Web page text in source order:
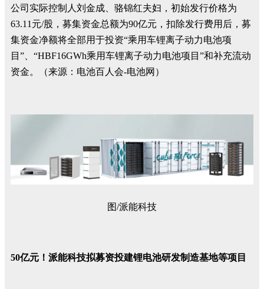
公司实际控制人刘金成、骆锦红夫妇，初始发行价格为
63.11元/股，募集资金总额为90亿元，扣除发行费用后，募
集资金净额将全部用于投资“乘用车锂离子动力电池项
目”、“HBF16GWh乘用车锂离子动力电池项目”和补充流动
资金。（来源：电池百人会-电池网）
图/派能科技
50亿元！派能科技拟募资投建锂电池研发制造基地等项目